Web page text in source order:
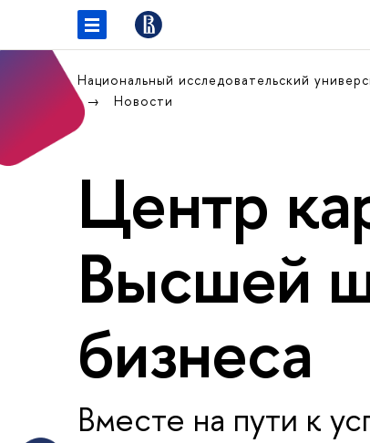
Национальный исследовательский
Новости
Центр
Высшей
бизнеса
Вместе на пути к